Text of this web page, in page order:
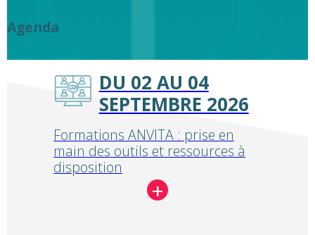
Agenda
DU 02 AU 04
SEPTEMBRE 2026
Formations ANVITA : prise en
main des outils et ressources à
disposition